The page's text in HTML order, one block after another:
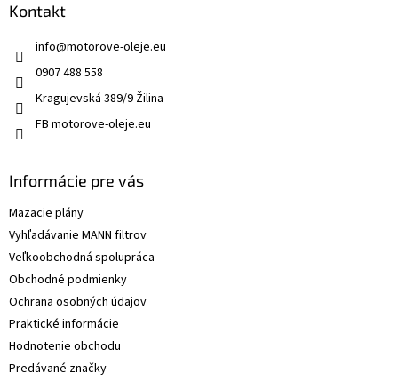
Kontakt
info@motorove-oleje.eu
0907 488 558
Kragujevská 389/9 Žilina
FB motorove-oleje.eu
Informácie pre vás
Mazacie plány
Vyhľadávanie MANN filtrov
Veľkoobchodná spolupráca
Obchodné podmienky
Ochrana osobných údajov
Praktické informácie
Hodnotenie obchodu
Predávané značky